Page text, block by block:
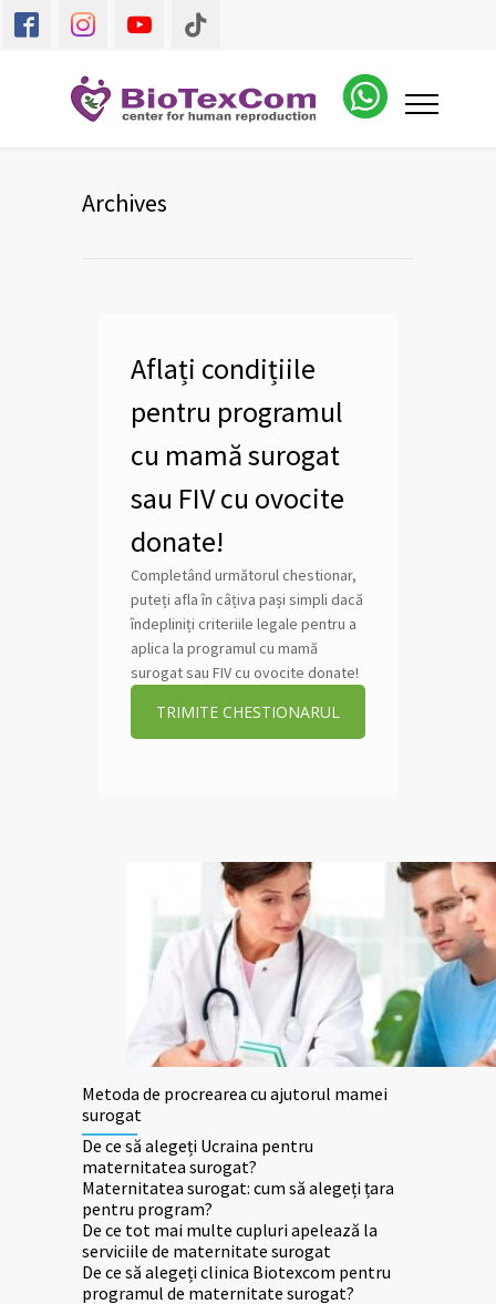
Archives
Aflați condițiile
pentru programul
cu mamă surogat
sau FIV cu ovocite
donate!
Completând următorul chestionar,
puteți afla în câțiva pași simpli dacă
îndepliniți criteriile legale pentru a
aplica la programul cu mamă
surogat sau FIV cu ovocite donate!
TRIMITE CHESTIONARUL
Metoda de procrearea cu ajutorul mamei
surogat
De ce să alegeți Ucraina pentru
maternitatea surogat?
Maternitatea surogat: cum să alegeți țara
pentru program?
De ce tot mai multe cupluri apelează la
serviciile de maternitate surogat
De ce să alegeți clinica Biotexcom pentru
programul de maternitate surogat?